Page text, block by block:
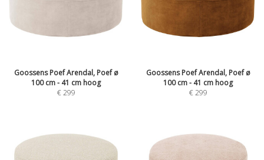
Goossens Poef Arendal, Poef ø
100 cm - 41 cm hoog
€299
Goossens Poef Arendal, Poef ø
100 cm - 41 cm hoog
€299